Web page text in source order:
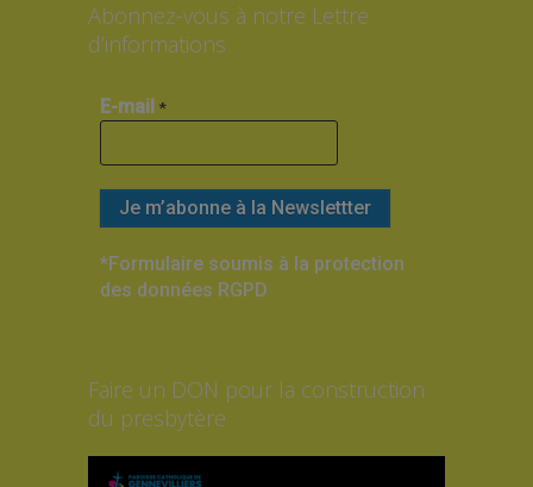
Abonnez-vous à notre Lettre
d’informations
E-mail *
*Formulaire soumis à la protection
des données RGPD
Faire un DON pour la construction
du presbytère